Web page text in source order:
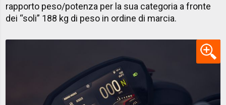
rapporto peso/potenza per la sua categoria a fronte
dei “soli” 188 kg di peso in ordine di marcia.